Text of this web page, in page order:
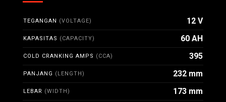
TEGANGAN (VOLTAGE) 12 V
KAPASITAS (CAPACITY) 60 AH
COLD CRANKING AMPS (CCA) 395
PANJANG (LENGTH) 232 mm
LEBAR (WIDTH) 173 mm